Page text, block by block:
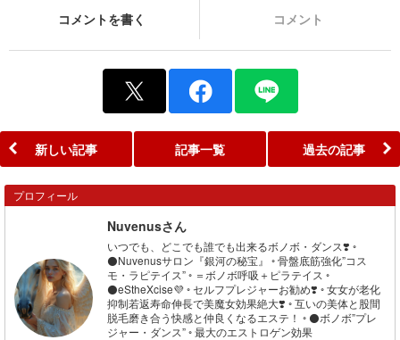
コメントを書く コメント
新しい記事 記事一覧 過去の記事
プロフィール
Nuvenusさん
いつでも、どこでも誰でも出来るボノボ・ダンス❣️ ◦
⚫️Nuvenusサロン『銀河の秘宝』 ◦ 骨盤底筋強化”コス
モ・ラピテイス” ◦ ＝ボノボ呼吸＋ピラテイス ◦
⚫️eStheXcise💜 ◦ セルフプレジャーお勧め❣️ ◦ 女女が老化
抑制若返寿命伸長で美魔女効果絶大❣️ ◦ 互いの美体と股間
脱毛磨き合う快感と仲良くなるエステ！ ◦ ⚫️ボノボ”プレ
ジャー・ダンス” ◦ 最大のエストロゲン効果